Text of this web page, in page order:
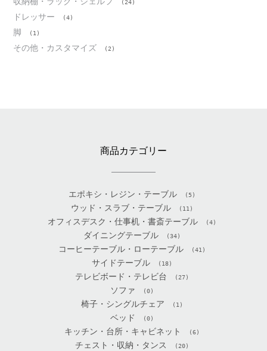
(24)
ドレッサー (4)
脚 (1)
その他・カスタマイズ (2)
商品カテゴリー
エポキシ・レジン・テーブル (5)
ウッド・スラブ・テーブル (11)
オフィスデスク・仕事机・書斎テーブル (4)
ダイニングテーブル (34)
コーヒーテーブル・ローテーブル (41)
サイドテーブル (18)
テレビボード・テレビ台 (27)
ソファ (0)
椅子・シングルチェア (1)
ベッド (0)
キッチン・台所・キャビネット (6)
チェスト・収納・タンス (20)